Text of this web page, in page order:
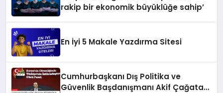
rakip bir ekonomik büyüklüğe sahip’
En İyi 5 Makale Yazdırma Sitesi
Cumhurbaşkanı Dış Politika ve
Güvenlik Başdanışmanı Akif Çağatay